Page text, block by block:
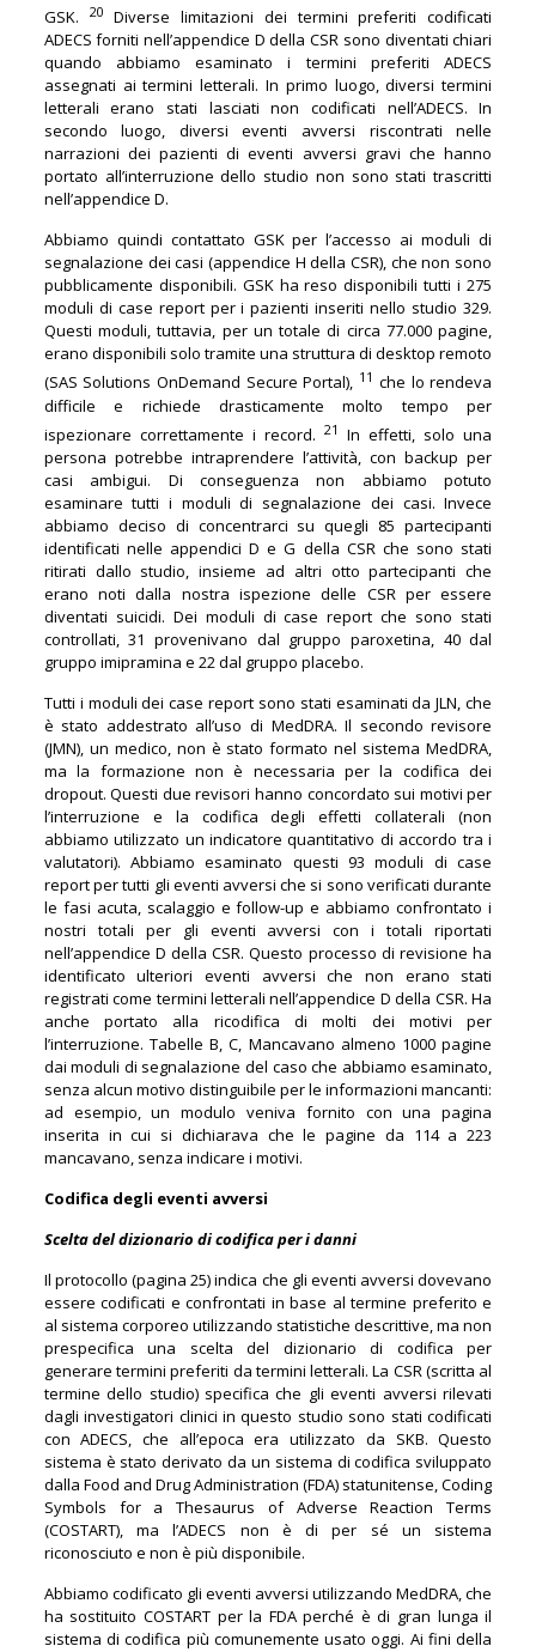
GSK.
20Diverse limitazioni dei termini preferiti codificati
ADECS forniti nell’appendice D della CSR sono diventati chiari
quando abbiamo esaminato i termini preferiti ADECS
assegnati ai termini letterali. In primo luogo, diversi termini
letterali erano stati lasciati non codificati nell’ADECS. In
secondo luogo, diversi eventi avversi riscontrati nelle
narrazioni dei pazienti di eventi avversi gravi che hanno
portato all’interruzione dello studio non sono stati trascritti
nell’appendice D.
Abbiamo quindi contattato GSK per l’accesso ai moduli di
segnalazione dei casi (appendice H della CSR), che non sono
pubblicamente disponibili. GSK ha reso disponibili tutti i 275
moduli di case report per i pazienti inseriti nello studio 329.
Questi moduli, tuttavia, per un totale di circa 77.000 pagine,
erano disponibili solo tramite una struttura di desktop remoto
(SAS Solutions OnDemand Secure Portal), 11 che lo rendeva
difficile e richiede drasticamente molto tempo per
ispezionare correttamente i record. 21 In effetti, solo una
persona potrebbe intraprendere l’attività, con backup per
casi ambigui. Di conseguenza non abbiamo potuto
esaminare tutti i moduli di segnalazione dei casi. Invece
abbiamo deciso di concentrarci su quegli 85 partecipanti
identificati nelle appendici D e G della CSR che sono stati
ritirati dallo studio, insieme ad altri otto partecipanti che
erano noti dalla nostra ispezione delle CSR per essere
diventati suicidi. Dei moduli di case report che sono stati
controllati, 31 provenivano dal gruppo paroxetina, 40 dal
gruppo imipramina e 22 dal gruppo placebo.
Tutti i moduli dei case report sono stati esaminati da JLN, che
è stato addestrato all’uso di MedDRA. Il secondo revisore
(JMN), un medico, non è stato formato nel sistema MedDRA,
ma la formazione non è necessaria per la codifica dei
dropout. Questi due revisori hanno concordato sui motivi per
l’interruzione e la codifica degli effetti collaterali (non
abbiamo utilizzato un indicatore quantitativo di accordo tra i
valutatori). Abbiamo esaminato questi 93 moduli di case
report per tutti gli eventi avversi che si sono verificati durante
le fasi acuta, scalaggio e follow-up e abbiamo confrontato i
nostri totali per gli eventi avversi con i totali riportati
nell’appendice D della CSR. Questo processo di revisione ha
identificato ulteriori eventi avversi che non erano stati
registrati come termini letterali nell’appendice D della CSR. Ha
anche portato alla ricodifica di molti dei motivi per
l’interruzione. Tabelle B, C, Mancavano almeno 1000 pagine
dai moduli di segnalazione del caso che abbiamo esaminato,
senza alcun motivo distinguibile per le informazioni mancanti:
ad esempio, un modulo veniva fornito con una pagina
inserita in cui si dichiarava che le pagine da 114 a 223
mancavano, senza indicare i motivi.
Codifica degli eventi avversi
Scelta del dizionario di codifica per i danni
Il protocollo (pagina 25) indica che gli eventi avversi dovevano
essere codificati e confrontati in base al termine preferito e
al sistema corporeo utilizzando statistiche descrittive, ma non
prespecifica una scelta del dizionario di codifica per
generare termini preferiti da termini letterali. La CSR (scritta al
termine dello studio) specifica che gli eventi avversi rilevati
dagli investigatori clinici in questo studio sono stati codificati
con ADECS, che all’epoca era utilizzato da SKB. Questo
sistema è stato derivato da un sistema di codifica sviluppato
dalla Food and Drug Administration (FDA) statunitense, Coding
Symbols for a Thesaurus of Adverse Reaction Terms
(COSTART), ma l’ADECS non è di per sé un sistema
riconosciuto e non è più disponibile.
Abbiamo codificato gli eventi avversi utilizzando MedDRA, che
ha sostituito COSTART per la FDA perché è di gran lunga il
sistema di codifica più comunemente usato oggi. Ai fini della